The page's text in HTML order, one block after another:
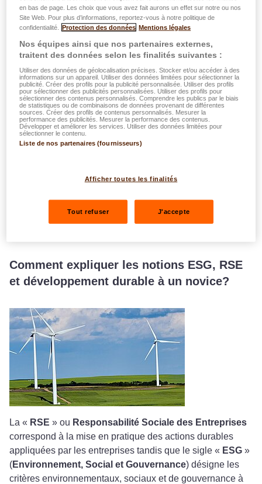
Noelle Gerin, nouvelle
Responsable du
Développement Durable chez
LALUX Assurances
Depuis quelques semaines, le Groupe LALUX a
nommé une Responsable du Développement
en 2018. Dans sa vie privée, elle est fortement
autres, pour plus de justice sociale et
d'inclusivité. Rencontre avec une femme
Comment expliquer les notions ESG, RSE
et développement durable à un novice?
La « RSE » ou Responsabilité Sociale des Entreprises
correspond à la mise en pratique des actions durables
appliquées par les entreprises tandis que le sigle « ESG »
(Environnement, Social et Gouvernance) désigne les
critères environnementaux, sociaux et de gouvernance à
en bas de page. Les choix que vous avez fait aurons un effet sur notre ou nos
Site Web. Pour plus d’informations, reportez-vous à notre politique de
confidentialité.
Protection des données Mentions légales
Nos équipes ainsi que nos partenaires externes,
traitent des données selon les finalités suivantes :
Utiliser des données de géolocalisation précises. Stocker et/ou accéder à des
informations sur un appareil. Utiliser des données limitées pour sélectionner la
publicité. Créer des profils pour la publicité personnalisée. Utiliser des profils
pour sélectionner des publicités personnalisées. Utiliser des profils pour
sélectionner des contenus personnalisés. Comprendre les publics par le biais
de statistiques ou de combinaisons de données provenant de différentes
sources. Créer des profils de contenus personnalisés. Mesurer la
performance des publicités. Mesurer la performance des contenus.
Développer et améliorer les services. Utiliser des données limitées pour
sélectionner le contenu.
Liste de nos partenaires (fournisseurs)
Afficher toutes les finalités
Tout refuser J'accepte